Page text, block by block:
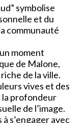
symbolise
et du
communauté
moment
de Malone,
de la ville.
vives et des
la profondeur
de l’image.
s’engager avec